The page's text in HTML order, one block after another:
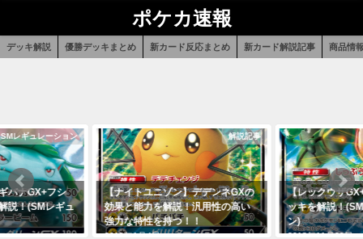
ポケカ速報
デッキ解説 優勝デッキまとめ 新カード反応まとめ 新カード解説記事 商品情
SMレギュレーション
バナGX+フシ
説！(SMレギュ
解説記事
【ナイトユニゾン】デデンネGXの
効果と能力を解説！汎用性の高い
強力な特性を持つ！！
2019年1月4日
【レックウザ
ッキを解説！
ン)
2018年11月29日